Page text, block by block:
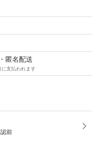
匿名配送
に支払われます
前